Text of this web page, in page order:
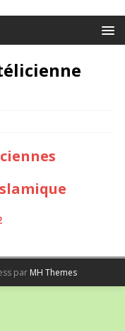
par MH Themes